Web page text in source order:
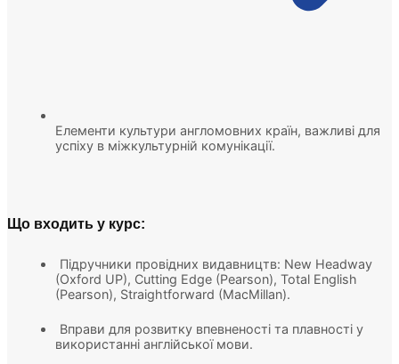
Елементи культури англомовних країн, важливі для
успіху в міжкультурній комунікації.
Що входить у курс:
Підручники провідних видавництв: New Headway
(Oxford UP), Cutting Edge (Pearson), Total English
(Pearson), Straightforward (MacMillan).
Вправи для розвитку впевненості та плавності у
використанні англійської мови.